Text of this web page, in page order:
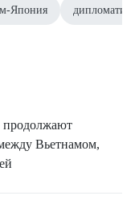
Япония
продолжают
Вьетнамом,